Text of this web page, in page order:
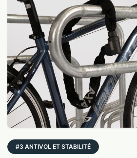
#3 ANTIVOL ET STABILITÉ